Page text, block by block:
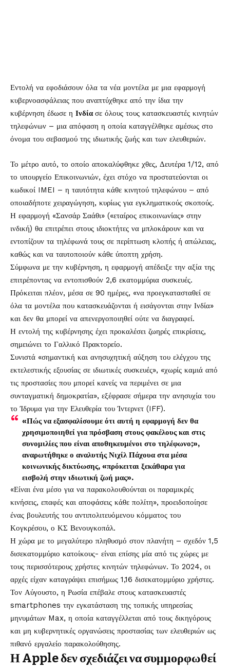
Εντολή να εφοδιάσουν όλα τα νέα μοντέλα με μια εφαρμογή
κυβερνοασφάλειας που αναπτύχθηκε από την ίδια την
κυβέρνηση έδωσε η Ινδίασε όλους τους κατασκευαστές κινητών
τηλεφώνων – μια απόφαση η οποία καταγγέλθηκε αμέσως στο
όνομα του σεβασμού της ιδιωτικής ζωής και των ελευθεριών.
Το μέτρο αυτό, το οποίο αποκαλύφθηκε χθες, Δευτέρα 1/12, από
το υπουργείο Επικοινωνιών, έχει στόχο να προστατεύονται οι
κωδικοί IMEI – η ταυτότητα κάθε κινητού τηλεφώνου – από
οποιαδήποτε χειραγώγηση, κυρίως για εγκληματικούς σκοπούς.
Η εφαρμογή «Σανσάρ Σαάθι» («εταίρος επικοινωνίας» στην
ινδική) θα επιτρέπει στους ιδιοκτήτες να μπλοκάρουν και να
εντοπίζουν τα τηλέφωνά τους σε περίπτωση κλοπής ή απώλειας,
καθώς και να ταυτοποιούν κάθε ύποπτη χρήση.
Σύμφωνα με την κυβέρνηση, η εφαρμογή απέδειξε την αξία της
επιτρέποντας να εντοπισθούν 2,6 εκατομμύρια συσκευές.
Πρόκειται πλέον, μέσα σε 90 ημέρες, «να προεγκατασταθεί σε
όλα τα μοντέλα που κατασκευάζονται ή εισάγονται στην Ινδία»
και δεν θα μπορεί να απενεργοποιηθεί ούτε να διαγραφεί.
Η εντολή της κυβέρνησης έχει προκαλέσει ζωηρές επικρίσεις,
σημειώνει το Γαλλικό Πρακτορείο.
Συνιστά «σημαντική και ανησυχητική αύξηση του ελέγχου της
εκτελεστικής εξουσίας σε ιδιωτικές συσκευές», «χωρίς καμιά από
τις προστασίες που μπορεί κανείς να περιμένει σε μια
συνταγματική δημοκρατία», εξέφρασε σήμερα την ανησυχία του
το Ίδρυμα για την Ελευθερία του Ίντερνετ (IFF).
«Πώς να εξασφαλίσουμε ότι αυτή η εφαρμογή δεν θα
χρησιμοποιηθεί για πρόσβαση στους φακέλους και στις
συνομιλίες που είναι αποθηκευμένοι στο τηλέφωνο;»,
αναρωτήθηκε ο αναλυτής Νιχίλ Πάχουα στα μέσα
κοινωνικής δικτύωσης, «πρόκειται ξεκάθαρα για
εισβολή στην ιδιωτική ζωή μας».
«Είναι ένα μέσο για να παρακολουθούνται οι παραμικρές
κινήσεις, επαφές και αποφάσεις κάθε πολίτη», προειδοποίησε
ένας βουλευτής του αντιπολιτευόμενου κόμματος του
Κογκρέσου, ο ΚΣ Βενουγκοπάλ.
Η χώρα με το μεγαλύτερο πληθυσμό στον πλανήτη – σχεδόν 1,5
δισεκατομμύριο κατοίκους- είναι επίσης μία από τις χώρες με
τους περισσότερους χρήστες κινητών τηλεφώνων. Το 2024, οι
αρχές είχαν καταγράψει επισήμως 1,16 δισεκατομμύριο χρήστες.
Τον Αύγουστο, η Ρωσία επέβαλε στους κατασκευαστές
smartphones την εγκατάσταση της τοπικής υπηρεσίας
μηνυμάτων Max, η οποία καταγγέλλεται από τους δικηγόρους
και μη κυβερνητικές οργανώσεις προστασίας των ελευθεριών ως
πιθανό εργαλείο παρακολούθησης.
Η Apple δεν σχεδιάζει να συμμορφωθεί